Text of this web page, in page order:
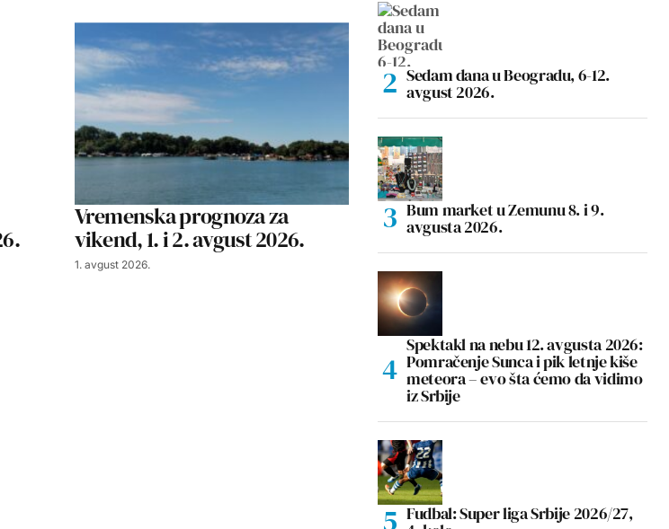
Vremenska prognoza za
vikend, 1. i 2. avgust 2026.
1. avgust 2026.
Sedam dana u Beogradu, 6-12.
avgust 2026.
Bum market u Zemunu 8. i 9.
avgusta 2026.
Spektakl na nebu 12. avgusta 2026:
Pomračenje Sunca i pik letnje kiše
meteora – evo šta ćemo da vidimo
iz Srbije
Fudbal: Super liga Srbije 2026/27,